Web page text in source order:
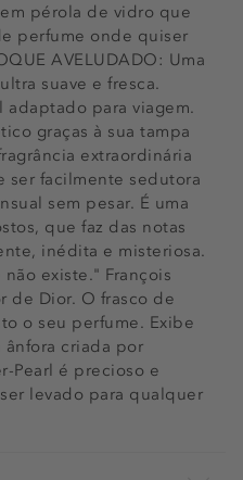
pérola de vidro que
perfume onde quiser
AVELUDADO: Uma
suave e fresca.
adaptado para viagem.
graças à sua tampa
extraordinária
ser facilmente sedutora
sem pesar. É uma
que faz das notas
inédita e misteriosa.
existe." François
de Dior. O frasco de
o seu perfume. Exibe
ânfora criada por
Pearl é precioso e
levado para qualquer